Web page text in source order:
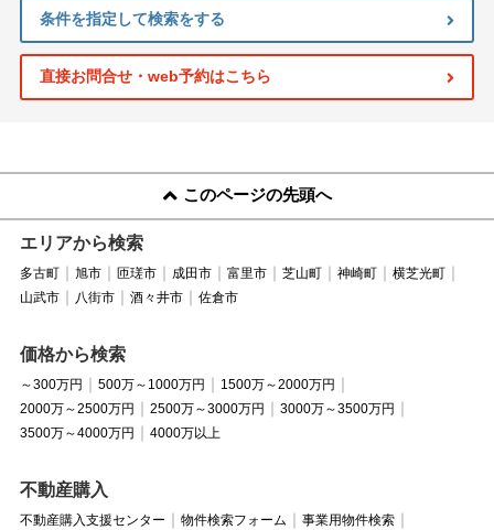
条件を指定して検索をする
直接お問合せ・web予約はこちら
このページの先頭へ
エリアから検索
多古町 旭市 匝瑳市 成田市 富里市 芝山町 神崎町
横芝光町
山武市
八街市 酒々井市 佐倉市
価格から検索
～300万円 500万～1000万円
1500万～2000万円
2000万～2500万円
2500万～3000万円
3000万～3500万円
3500万～4000万円
4000万以上
不動産購入
不動産購入支援センター 物件検索フォーム
事業用物件検索